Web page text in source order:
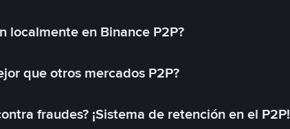
localmente en Binance P2P?
que otros mercados P2P?
fraudes? ¡Sistema de retención en el P2P!